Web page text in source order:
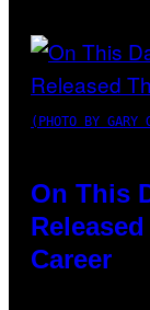
(PHOTO BY GARY
On This
Career